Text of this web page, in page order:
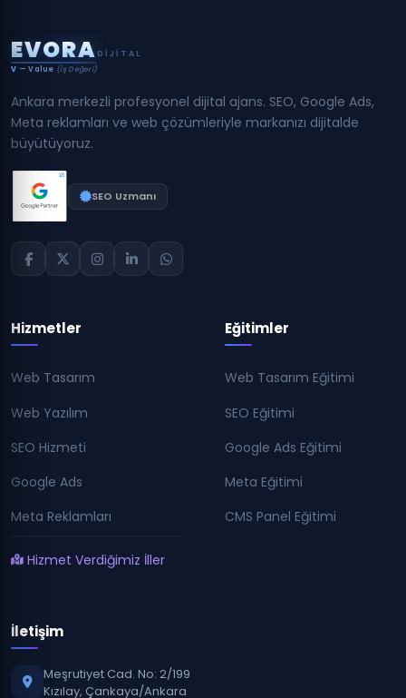
EVORA DIJITAL
V — Value (İş Değeri)
Ankara merkezli profesyonel dijital ajans. SEO, Google Ads,
Meta reklamları ve web çözümleriyle markanızı dijitalde
büyütüyoruz.
SEO Uzmanı
Hizmetler
Web Tasarım
Web Yazılım
SEO Hizmeti
Google Ads
Meta Reklamları
Hizmet Verdiğimiz İller
Eğitimler
Web Tasarım Eğitimi
SEO Eğitimi
Google Ads Eğitimi
Meta Eğitimi
CMS Panel Eğitimi
İletişim
Meşrutiyet Cad. No: 2/199
Kızılay, Çankaya/Ankara